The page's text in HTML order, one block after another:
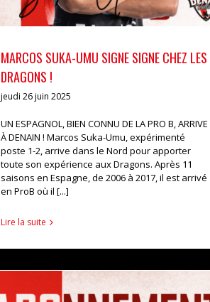
MARCOS SUKA-UMU SIGNE SIGNE CHEZ LES
DRAGONS !
jeudi 26 juin 2025
UN ESPAGNOL, BIEN CONNU DE LA PRO B, ARRIVE
À DENAIN ! Marcos Suka-Umu, expérimenté
poste 1-2, arrive dans le Nord pour apporter
toute son expérience aux Dragons. Après 11
saisons en Espagne, de 2006 à 2017, il est arrivé
en ProB où il [...]
Lire la suite